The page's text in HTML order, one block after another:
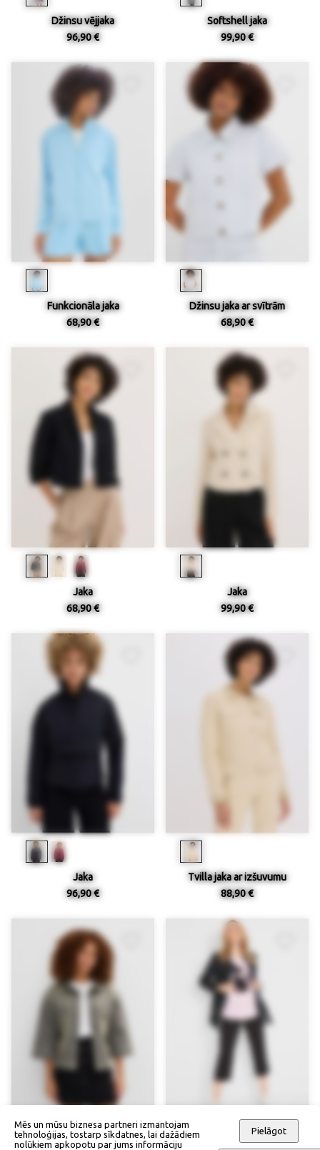
Džinsu vējjaka
96,90 €
Softshell jaka
99,90 €
Funkcionāla jaka
68,90 €
Džinsu jaka ar svītrām
68,90 €
Jaka
68,90 €
Jaka
99,90 €
Jaka
96,90 €
Tvilla jaka ar izšuvumu
88,90 €
Mēs un mūsu biznesa partneri izmantojam
tehnoloģijas, tostarp sīkdatnes, lai dažādiem
nolūkiem apkopotu par jums informāciju
Pielāgot